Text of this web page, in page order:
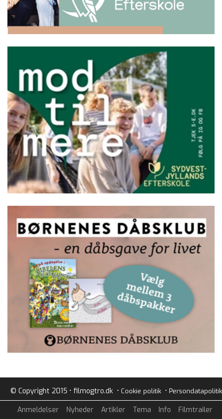
© Copyright 2015 • filmogtro.dk • Cookie politik• Persondatapolitik
Anmeldelser Nyheder Artikler Tema Info Filmtrailer